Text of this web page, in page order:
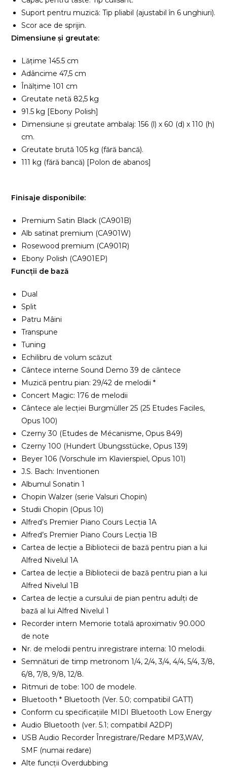
Suport pentru muzică: Tip pliabil (ajustabil în 6 unghiuri).
Scor ace de sprijin.
Dimensiune și greutate:
Lățime 145.5 cm
Adâncime 47,5 cm
Înălțime 101 cm
Greutate netă 82,5 kg
91.5 kg [Ebony Polish]
Dimensiune și greutate ambalaj: 156 (l) x 60 (d) x 110 (h)
cm.
Greutate brută 105 kg (fără bancă).
111 kg (fără bancă) [Polon de abanos]
Finisaje disponibile:
Premium Satin Black (CA901B)
Alb satinat premium (CA901W)
Rosewood premium (CA901R)
Ebony Polish (CA901EP)
Funcții de bază
Dual
Split
Patru Mâini
Transpune
Tuning
Echilibru de volum scăzut
Cântece interne Sound Demo 39 de cântece
Muzică pentru pian: 29/42 de melodii *
Concert Magic: 176 de melodii
Cântece ale lecției Burgmüller 25 (25 Etudes Faciles,
Opus 100)
Czerny 30 (Etudes de Mécanisme, Opus 849)
Czerny 100 (Hundert Übungsstücke, Opus 139)
Beyer 106 (Vorschule im Klavierspiel, Opus 101)
J.S. Bach: Inventionen
Albumul Sonatin 1
Chopin Walzer (serie Valsuri Chopin)
Studii Chopin (Opus 10)
Alfred’s Premier Piano Cours Lecția 1A
Alfred’s Premier Piano Cours Lecția 1B
Cartea de lecție a Bibliotecii de bază pentru pian a lui
Alfred Nivelul 1A
Cartea de lecție a Bibliotecii de bază pentru pian a lui
Alfred Nivelul 1B
Cartea de lecție a cursului de pian pentru adulți de
bază al lui Alfred Nivelul 1
Recorder intern Memorie totală aproximativ 90.000
de note
Nr. de melodii pentru inregistrare interna: 10 melodii.
Semnături de timp metronom 1/4, 2/4, 3/4, 4/4, 5/4, 3/8,
6/8, 7/8, 9/8, 12/8.
Ritmuri de tobe: 100 de modele.
Bluetooth * Bluetooth (Ver. 5.0; compatibil GATT)
Conform cu specificațiile MIDI Bluetooth Low Energy
Audio Bluetooth (ver. 5.1; compatibil A2DP)
USB Audio Recorder Înregistrare/Redare MP3,WAV,
SMF (numai redare)
Alte funcții Overdubbing